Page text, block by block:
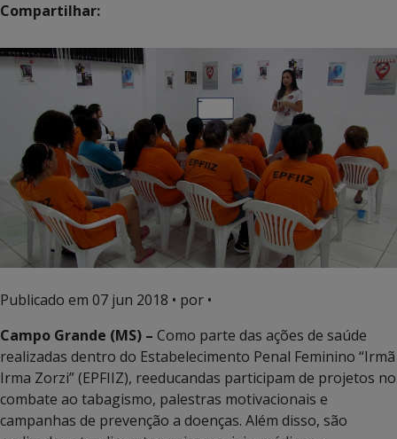
Compartilhar:
Publicado em 07 jun 2018 • por •
Campo Grande (MS) – Como parte das ações de saúde
realizadas dentro do Estabelecimento Penal Feminino “Irmã
Irma Zorzi” (EPFIIZ), reeducandas participam de projetos no
combate ao tabagismo, palestras motivacionais e
campanhas de prevenção a doenças. Além disso, são